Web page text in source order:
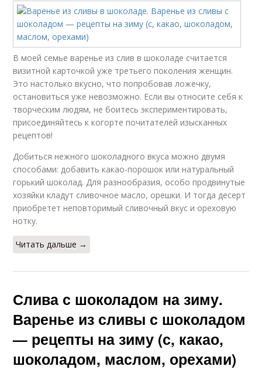
В моей семье варенье из слив в шоколаде считается
визитной карточкой уже третьего поколения женщин.
Это настолько вкусно, что попробовав ложечку,
остановиться уже невозможно. Если вы относите себя к
творческим людям, не боитесь экспериментировать,
присоединяйтесь к когорте почитателей изысканных
рецептов!
Добиться нежного шоколадного вкуса можно двумя
способами: добавить какао-порошок или натуральный
горький шоколад. Для разнообразия, особо продвинутые
хозяйки кладут сливочное масло, орешки. И тогда десерт
приобретет неповторимый сливочный вкус и ореховую
нотку.
Читать дальше →
Слива с шоколадом на зиму.
Варенье из сливы с шоколадом
— рецепты на зиму (с, какао,
шоколадом, маслом, орехами)